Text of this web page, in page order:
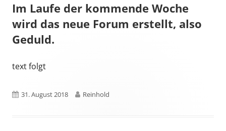
Im Laufe der kommende Woche
wird das neue Forum erstellt, also
Geduld.
text folgt
Published
31. August 2018 Author
Reinhold